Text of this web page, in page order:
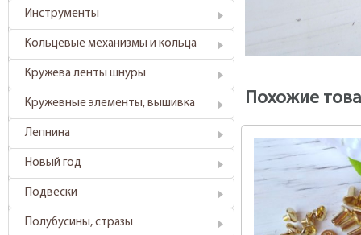
Инструменты
Кольцевые механизмы и кольца
Кружева ленты шнуры
Кружевные элементы, вышивка
Лепнина
Новый год
Подвески
Полубусины, стразы
Похожие